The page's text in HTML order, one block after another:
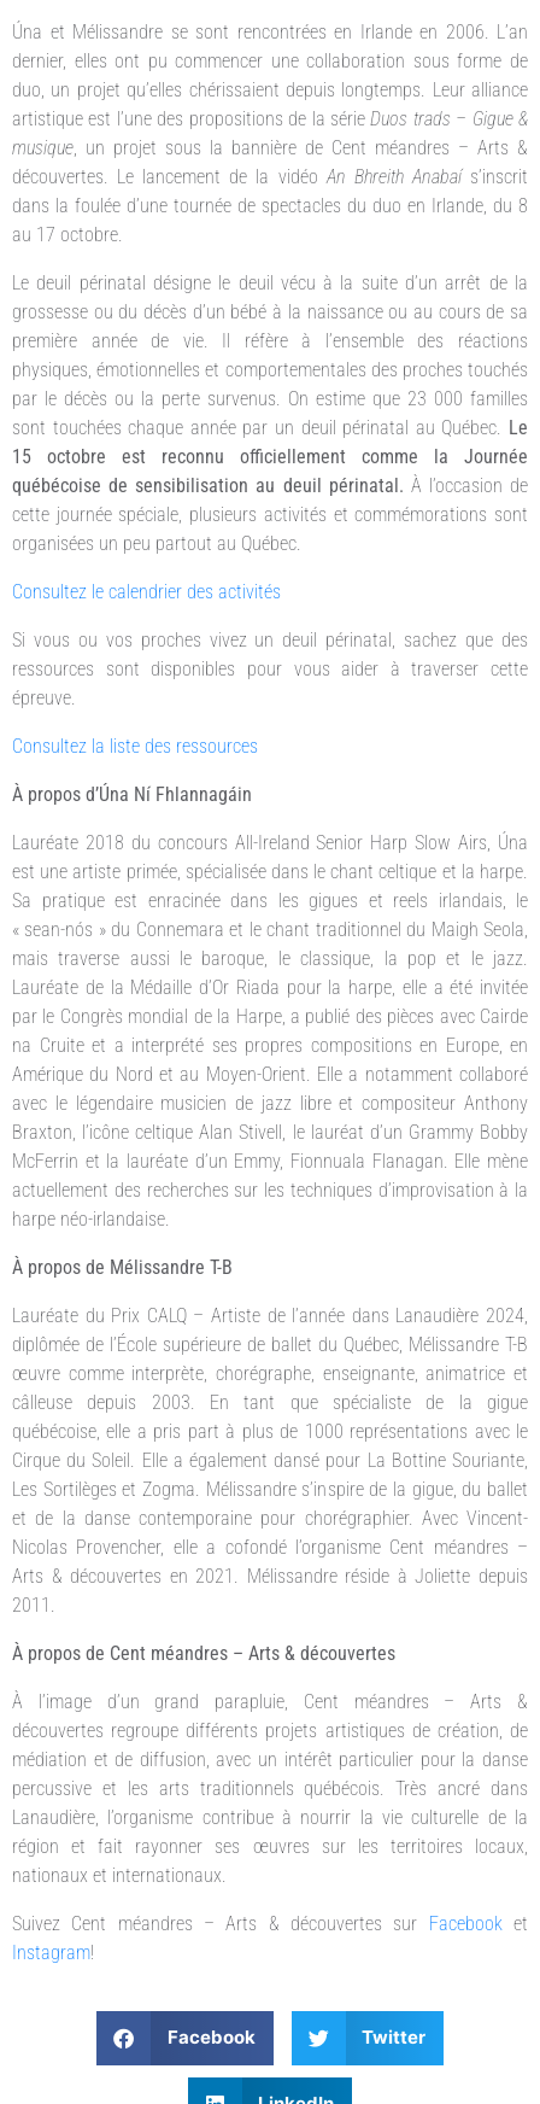
Úna et Mélissandre se sont rencontrées en Irlande en 2006. L’an
dernier, elles ont pu commencer une collaboration sous forme de
duo, un projet qu’elles chérissaient depuis longtemps. Leur alliance
artistique est l’une des propositions de la sérieDuos trads – Gigue &
musique, un projet sous la bannière de Cent méandres – Arts &
découvertes. Le lancement de la vidéoAn Bhreith Anabaís’inscrit
dans la foulée d’une tournée de spectacles du duo en Irlande, du 8
au 17 octobre.
Le deuil périnatal désigne le deuil vécu à la suite d’un arrêt de la
grossesse ou du décès d’un bébé à la naissance ou au cours de sa
première année de vie. Il réfère à l’ensemble des réactions
physiques, émotionnelles et comportementales des proches touchés
par le décès ou la perte survenus. On estime que 23 000 familles
sont touchées chaque année par un deuil périnatal au Québec. Le
15 octobre est reconnu officiellement comme la Journée
québécoise de sensibilisation au deuil périnatal. À l’occasion de
cette journée spéciale, plusieurs activités et commémorations sont
organisées un peu partout au Québec.
Consultez le calendrier des activités
Si vous ou vos proches vivez un deuil périnatal, sachez que des
ressources sont disponibles pour vous aider à traverser cette
épreuve.
Consultez la liste des ressources
À propos d’Úna Ní Fhlannagáin
Lauréate 2018 du concours All-Ireland Senior Harp Slow Airs, Úna
est une artiste primée, spécialisée dans le chant celtique et la harpe.
Sa pratique est enracinée dans les gigues et reels irlandais, le
« sean-nós » du Connemara et le chant traditionnel du Maigh Seola,
mais traverse aussi le baroque, le classique, la pop et le jazz.
Lauréate de la Médaille d’Or Riada pour la harpe, elle a été invitée
par le Congrès mondial de la Harpe, a publié des pièces avec Cairde
na Cruite et a interprété ses propres compositions en Europe, en
Amérique du Nord et au Moyen-Orient. Elle a notamment collaboré
avec le légendaire musicien de jazz libre et compositeur Anthony
Braxton, l’icône celtique Alan Stivell, le lauréat d’un Grammy Bobby
McFerrin et la lauréate d’un Emmy, Fionnuala Flanagan. Elle mène
actuellement des recherches sur les techniques d’improvisation à la
harpe néo-irlandaise.
À propos de Mélissandre T-B
Lauréate du Prix CALQ – Artiste de l’année dans Lanaudière 2024,
diplômée de l’École supérieure de ballet du Québec, Mélissandre T-B
œuvre comme interprète, chorégraphe, enseignante, animatrice et
câlleuse depuis 2003. En tant que spécialiste de la gigue
québécoise, elle a pris part à plus de 1000 représentations avec le
Cirque du Soleil. Elle a également dansé pour La Bottine Souriante,
Les Sortilèges et Zogma. Mélissandre s’inspire de la gigue, du ballet
et de la danse contemporaine pour chorégraphier. Avec Vincent-
Nicolas Provencher, elle a cofondé l’organisme Cent méandres –
Arts & découvertes en 2021. Mélissandre réside à Joliette depuis
2011.
À propos de Cent méandres – Arts & découvertes
À l’image d’un grand parapluie, Cent méandres – Arts &
découvertes regroupe différents projets artistiques de création, de
médiation et de diffusion, avec un intérêt particulier pour la danse
percussive et les arts traditionnels québécois. Très ancré dans
Lanaudière, l’organisme contribue à nourrir la vie culturelle de la
région et fait rayonner ses œuvres sur les territoires locaux,
nationaux et internationaux.
Suivez Cent méandres – Arts & découvertes sur Facebooket
Instagram!
Facebook Twitter